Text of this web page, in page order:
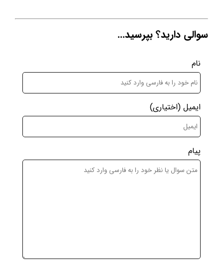
سوالی دارید؟ بپرسید...
نام
ایمیل (اختیاری)
پیام